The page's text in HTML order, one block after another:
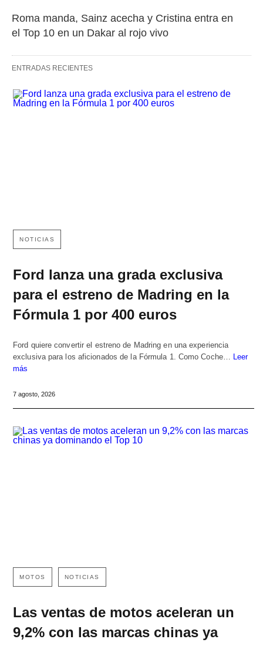
Roma manda, Sainz acecha y Cristina entra en
el Top 10 en un Dakar al rojo vivo
ENTRADAS RECIENTES
NOTICIAS
Ford lanza una grada exclusiva
para el estreno de Madring en la
Fórmula 1 por 400 euros
Ford quiere convertir el estreno de Madring en una experiencia
exclusiva para los aficionados de la Fórmula 1. Como Coche… Leer
más
7 agosto, 2026
MOTOS NOTICIAS
Las ventas de motos aceleran un
9,2% con las marcas chinas ya